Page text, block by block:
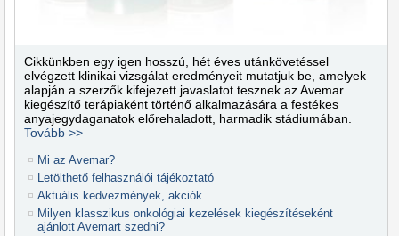
Cikkünkben egy igen hosszú, hét éves utánkövetéssel
elvégzett klinikai vizsgálat eredményeit mutatjuk be, amelyek
alapján a szerzők kifejezett javaslatot tesznek az Avemar
kiegészítő terápiaként történő alkalmazására a festékes
anyajegydagana­tok előrehaladott, harmadik stádiumában.
Tovább >>
Mi az Avemar?
Letölthető felhasználói tájékoztató
Aktuális kedvezmények, akciók
Milyen klasszikus onkológiai kezelések kiegészítéseként
ajánlott Avemart szedni?